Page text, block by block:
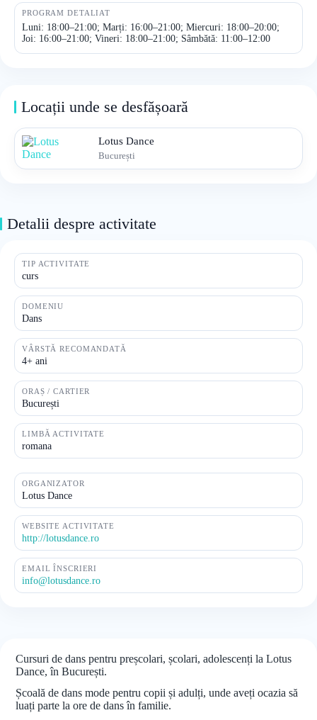
PROGRAM DETALIAT
Luni: 18:00–21:00; Marți: 16:00–21:00; Miercuri: 18:00–20:00;
Joi: 16:00–21:00; Vineri: 18:00–21:00; Sâmbătă: 11:00–12:00
Locații unde se desfășoară
Lotus Dance
București
Detalii despre activitate
TIP ACTIVITATE
curs
DOMENIU
Dans
VÂRSTĂ RECOMANDATĂ
4+ ani
ORAȘ / CARTIER
București
LIMBĂ ACTIVITATE
romana
ORGANIZATOR
Lotus Dance
WEBSITE ACTIVITATE
http://lotusdance.ro
EMAIL ÎNSCRIERI
info@lotusdance.ro
Cursuri de dans pentru preșcolari, școlari, adolescenți la Lotus
Dance, în București.
Școală de dans mode pentru copii și adulți, unde aveți ocazia să
luați parte la ore de dans în familie.